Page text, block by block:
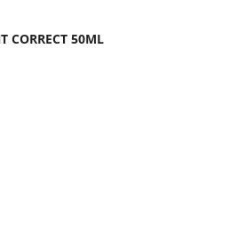
CORRECT 50ML